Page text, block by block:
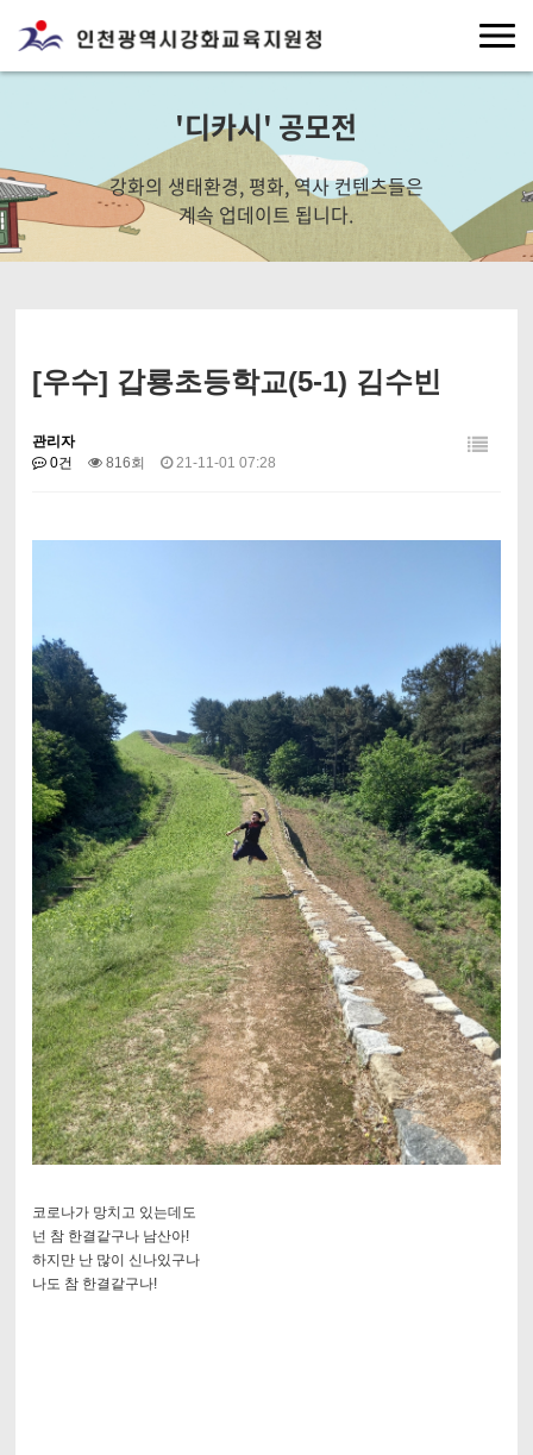
'디카시' 공모전
강화의 생태환경, 평화, 역사 컨텐츠들은
계속 업데이트 됩니다.
[우수] 갑룡초등학교(5-1) 김수빈
관리자
0건
816회 21-11-01 07:28
코로나가 망치고 있는데도
넌 참 한결같구나 남산아!
하지만 난 많이 신나있구나
나도 참 한결같구나!